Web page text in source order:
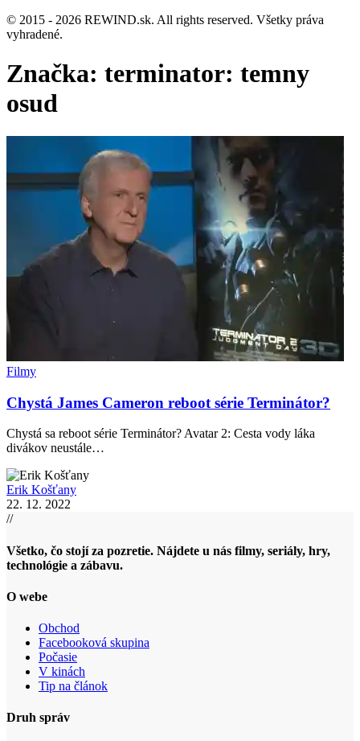
© 2015 - 2026 REWIND.sk. All rights reserved. Všetky práva
vyhradené.
Značka: terminator: temny
osud
Filmy
Chystá James Cameron reboot série Terminátor?
Chystá sa reboot série Terminátor? Avatar 2: Cesta vody láka
divákov neustále…
Erik Košťany
22. 12. 2022
//
Všetko, čo stojí za pozretie. Nájdete u nás filmy, seriály, hry,
technológie a zábavu.
O webe
Obchod
Facebooková skupina
Počasie
V kinách
Tip na článok
Druh správ